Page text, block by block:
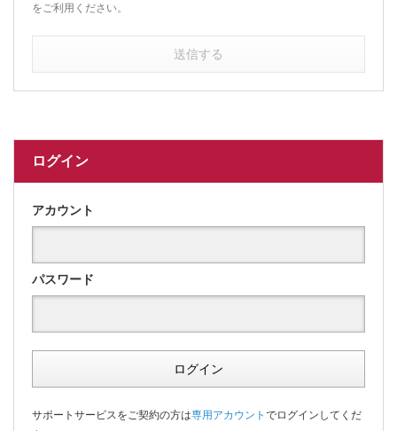
をご利用ください。
送信する
ログイン
アカウント
パスワード
ログイン
サポートサービスをご契約の方は専用アカウント でログインしてくだ